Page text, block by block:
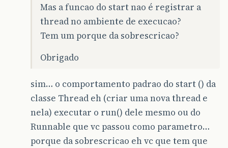
Mas a funcao do start nao é registrar a
thread no ambiente de execucao?
Tem um porque da sobrescricao?
Obrigado
sim… o comportamento padrao do start () da
classe Thread eh (criar uma nova thread e
nela) executar o run() dele mesmo ou do
Runnable que vc passou como parametro…
porque da sobrescricao eh vc que tem que